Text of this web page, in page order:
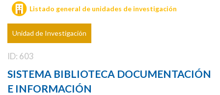
Listado general de unidades de investigación
Unidad de Investigación
ID: 603
SISTEMA BIBLIOTECA DOCUMENTACIÓN
E INFORMACIÓN